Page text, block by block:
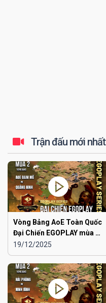
Trận đấu mới nhất
Vòng Bảng AoE Toàn Quốc
Đại Chiến EGOPLAY mùa 2 |
Aoe Đam Mê vs Quảng
Ninh
19/12/2025